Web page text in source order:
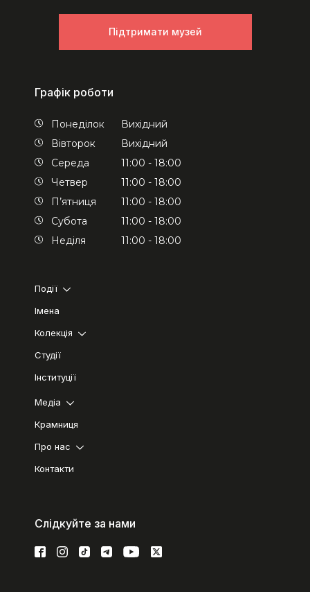
Підтримати музей
Графік роботи
Понеділок
Вівторок
Середа
Четвер
П’ятниця
Субота
Неділя
Вихідний
Вихідний
11:00 - 18:00
11:00 - 18:00
11:00 - 18:00
11:00 - 18:00
11:00 - 18:00
Події
Імена
Колекція
Студії
Інституції
Медіа
Крамниця
Про нас
Контакти
Слідкуйте за нами